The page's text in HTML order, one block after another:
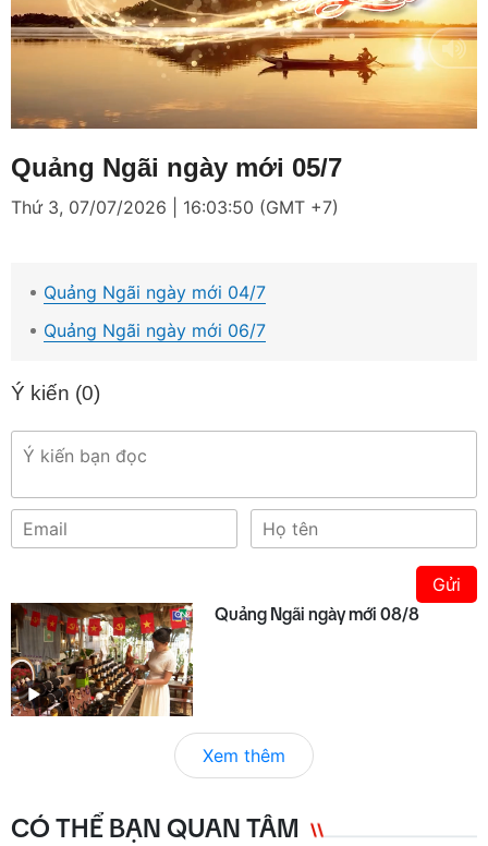
Loaded:
2.87%
Quảng Ngãi ngày mới 05/7
Thứ 3, 07/07/2026 | 16:03:50 (GMT +7)
Quảng Ngãi ngày mới 04/7
Quảng Ngãi ngày mới 06/7
Ý kiến (0)
Gửi
Quảng Ngãi ngày mới 08/8
Xem thêm
CÓ THỂ BẠN QUAN TÂM